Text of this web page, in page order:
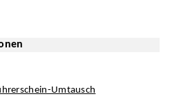
Umtausch